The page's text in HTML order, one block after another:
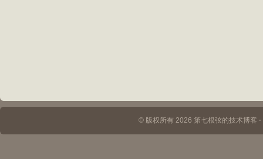
© 版权所有 2026 第七根弦的技术博客